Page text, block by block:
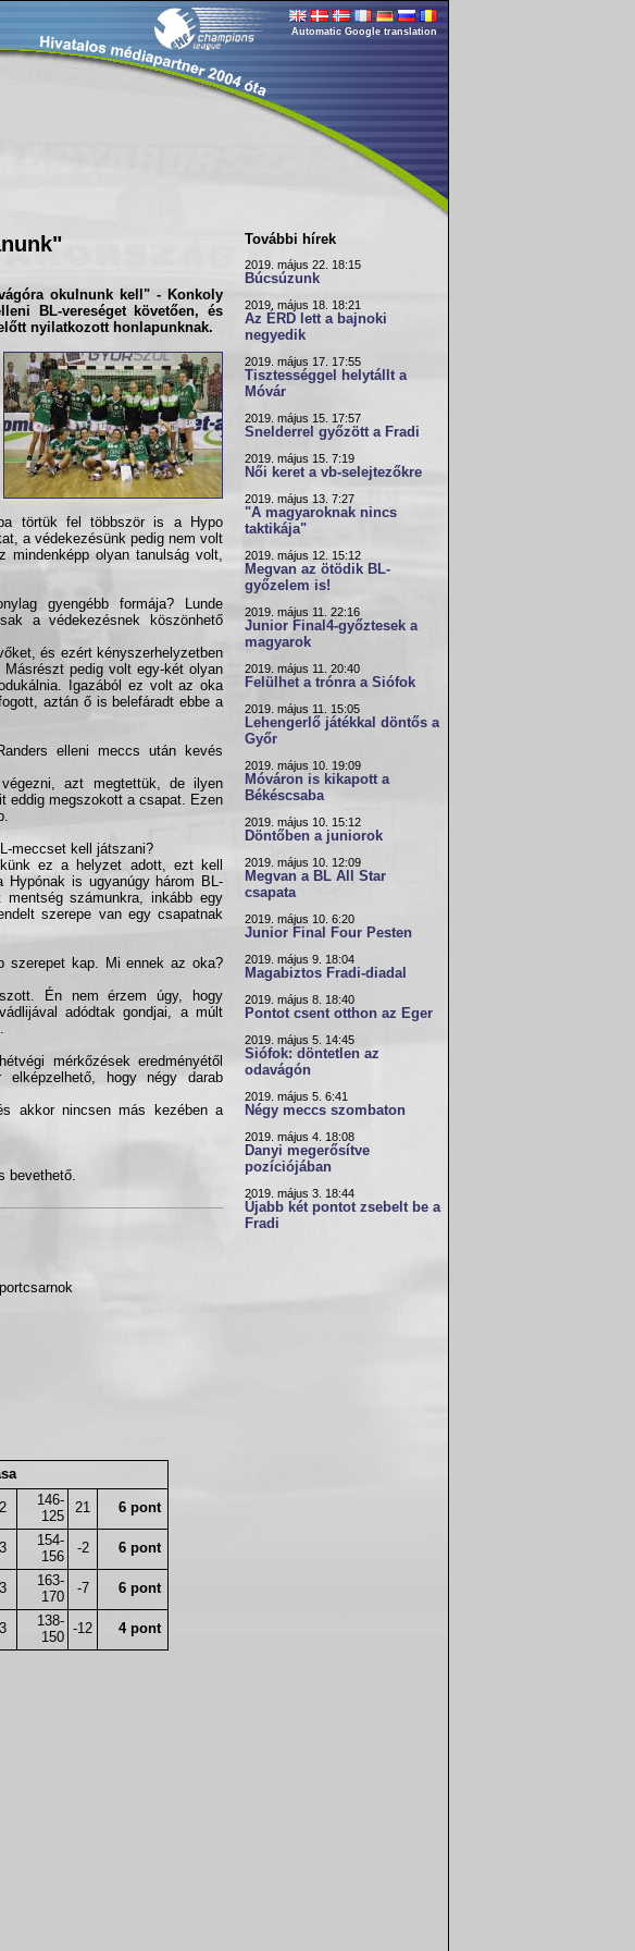
Automatic Google translation
okulnunk kell" - Konkoly
BL-vereséget követően, és
nyilatkozott honlapunknak.
törtük fel többször is a Hypo
a védekezésünk pedig nem volt
olyan tanulság volt,
gyengébb formája? Lunde
a védekezésnek köszönhető
és ezért kényszerhelyzetben
pedig volt egy-két olyan
Igazából ez volt az oka
aztán ő is belefáradt ebbe a
elleni meccs után kevés
azt megtettük, de ilyen
eddig megszokott a csapat. Ezen
meccset kell játszani?
ez a helyzet adott, ezt kell
Hypónak is ugyanúgy három BL-
számunkra, inkább egy
szerepe van egy csapatnak
szerepet kap. Mi ennek az oka?
Én nem érzem úgy, hogy
adódtak gondjai, a múlt
mérkőzések eredményétől
elképzelhető, hogy négy darab
akkor nincsen más kezében a
bevethető.
2
146-
125
21 6 pont
3
154-
156
-2 6 pont
3
163-
170
-7 6 pont
3
138-
150
-12 4 pont
További hírek
2019. május 22. 18:15
Búcsúzunk
2019. május 18. 18:21
Az ÉRD lett a bajnoki
negyedik
2019. május 17. 17:55
Tisztességgel helytállt a
Móvár
2019. május 15. 17:57
Snelderrel győzött a Fradi
2019. május 15. 7:19
Női keret a vb-selejtezőkre
2019. május 13. 7:27
"A magyaroknak nincs
taktikája"
2019. május 12. 15:12
Megvan az ötödik BL-
győzelem is!
2019. május 11. 22:16
Junior Final4-győztesek a
magyarok
2019. május 11. 20:40
Felülhet a trónra a Siófok
2019. május 11. 15:05
Lehengerlő játékkal döntős a
Győr
2019. május 10. 19:09
Móváron is kikapott a
Békéscsaba
2019. május 10. 15:12
Döntőben a juniorok
2019. május 10. 12:09
Megvan a BL All Star
csapata
2019. május 10. 6:20
Junior Final Four Pesten
2019. május 9. 18:04
Magabiztos Fradi-diadal
2019. május 8. 18:40
Pontot csent otthon az Eger
2019. május 5. 14:45
Siófok: döntetlen az
odavágón
2019. május 5. 6:41
Négy meccs szombaton
2019. május 4. 18:08
Danyi megerősítve
pozíciójában
2019. május 3. 18:44
Újabb két pontot zsebelt be a
Fradi